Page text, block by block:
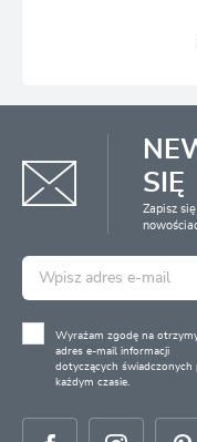
SIĘ
Zapisz
Wyrażam zgodę na
adres e-mail informacji
dotyczących
każdym czasie.